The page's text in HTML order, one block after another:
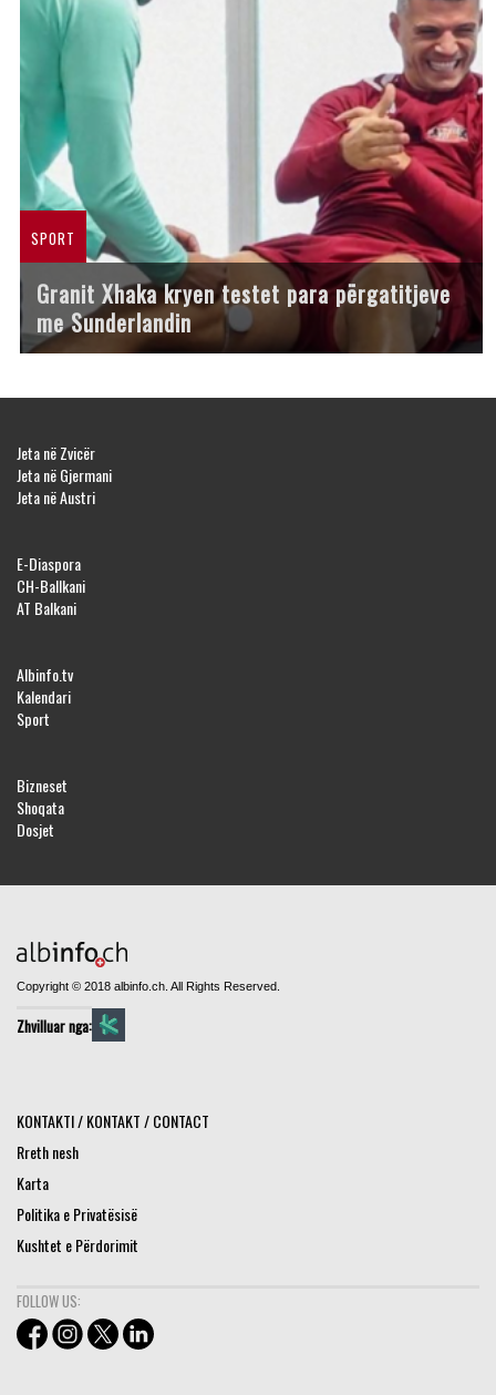
SPORT
Granit Xhaka kryen testet para përgatitjeve
me Sunderlandin
Jeta në Zvicër
Jeta në Gjermani
Jeta në Austri
E-Diaspora
CH-Ballkani
AT Balkani
Albinfo.tv
Kalendari
Sport
Bizneset
Shoqata
Dosjet
Copyright © 2018 albinfo.ch. All Rights Reserved.
Zhvilluar nga:
KONTAKTI / KONTAKT / CONTACT
Rreth nesh
Karta
Politika e Privatësisë
Kushtet e Përdorimit
FOLLOW US: